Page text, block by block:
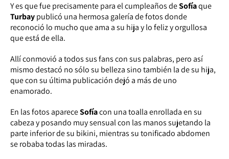
Y es que fue precisamente para el cumpleaños deSofíaque
Turbaypublicó una hermosa galería de fotos donde
reconoció lo mucho que ama a su hija y lo feliz y orgullosa
que está de ella.
Allí conmovió a todos sus fans con sus palabras, pero así
mismo destacó no sólo su belleza sino también la de su hija,
que con su última publicación dejó a más de uno
enamorado.
En las fotos apareceSofíacon una toalla enrollada en su
cabeza y posando muy sensual con las manos sujetando la
parte inferior de su bikini, mientras su tonificado abdomen
se robaba todas las miradas.